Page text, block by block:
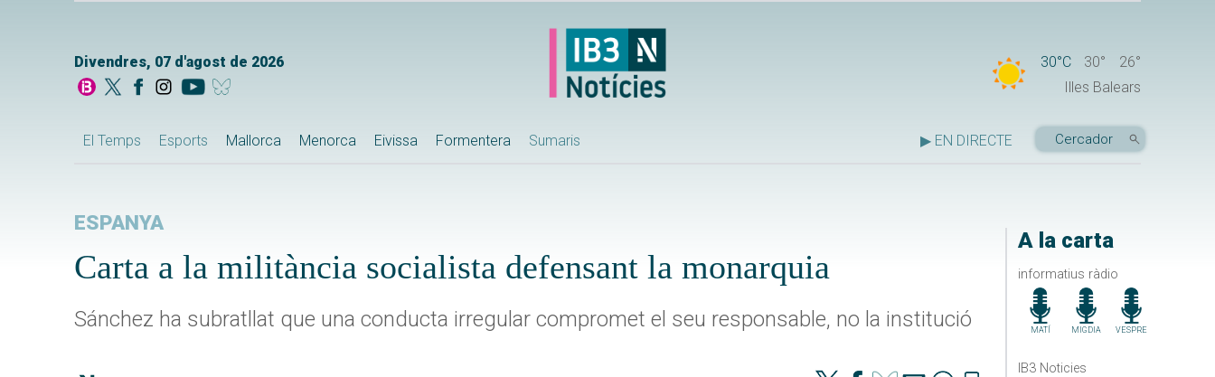
Divendres, 07 d'agost de 2026 30°C 30°
26°
Illes Balears
El Temps Esports Mallorca Menorca Eivissa Formentera Sumaris ▶ EN DIRECTE
A la carta
informatius ràdio
MATÍ MIGDIA VESPRE
IB3 Noticies
ESPANYA
Carta a la militància socialista defensant la monarquia
Sánchez ha subratllat que una conducta irregular compromet el seu responsable, no la institució